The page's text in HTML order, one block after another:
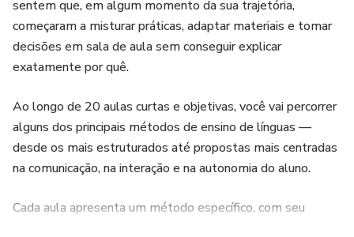
sentem que, em algum momento da sua trajetória,
começaram a misturar práticas, adaptar materiais e tomar
decisões em sala de aula sem conseguir explicar
exatamente por quê.
Ao longo de 20 aulas curtas e objetivas, você vai percorrer
alguns dos principais métodos de ensino de línguas —
desde os mais estruturados até propostas mais centradas
na comunicação, na interação e na autonomia do aluno.
Cada aula apresenta um método específico, com seu